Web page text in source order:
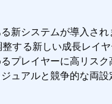
新システムが導入さ
する新しい成長レイ
レイヤーに高リス
アルと競争的な両